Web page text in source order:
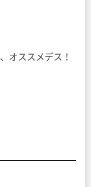
オススメデス！